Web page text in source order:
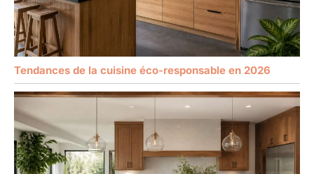
Tendances de la cuisine éco-responsable en 2026